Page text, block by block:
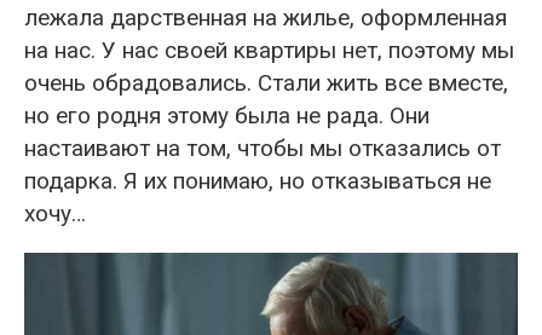
лежала дарственная на жилье, оформленная
на нас. У нас своей квартиры нет, поэтому мы
очень обрадовались. Стали жить все вместе,
но его родня этому была не рада. Они
настаивают на том, чтобы мы отказались от
подарка. Я их понимаю, но отказываться не
хочу…